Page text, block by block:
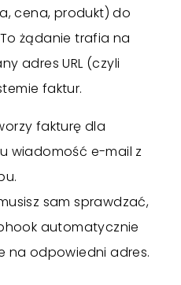
cena, produkt) do
żądanie trafia na
adres URL (czyli
faktur.
fakturę dla
wiadomość e-mail z
sam sprawdzać,
automatycznie
na odpowiedni adres.